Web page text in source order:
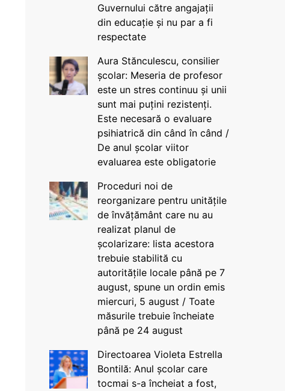
Guvernului către angajații
din educație și nu par a fi
respectate
Aura Stănculescu, consilier
școlar: Meseria de profesor
este un stres continuu și unii
sunt mai puțini rezistenți.
Este necesară o evaluare
psihiatrică din când în când /
De anul școlar viitor
evaluarea este obligatorie
Proceduri noi de
reorganizare pentru unitățile
de învățământ care nu au
realizat planul de
școlarizare: lista acestora
trebuie stabilită cu
autoritățile locale până pe 7
august, spune un ordin emis
miercuri, 5 august / Toate
măsurile trebuie încheiate
până pe 24 august
Directoarea Violeta Estrella
Bontilă: Anul școlar care
tocmai s-a încheiat a fost,